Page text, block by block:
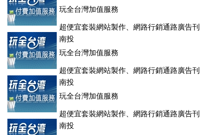
玩全台灣加值服務
超便宜套裝網站製作、網路行銷通路廣告刊
登、訂房系統、客房委託旅行社銷售，全面優惠中....
南投
玩全台灣加值服務
超便宜套裝網站製作、網路行銷通路廣告刊
登、訂房系統、客房委託旅行社銷售，全面優惠中....
南投
玩全台灣加值服務
超便宜套裝網站製作、網路行銷通路廣告刊
登、訂房系統、客房委託旅行社銷售，全面優惠中....
南投